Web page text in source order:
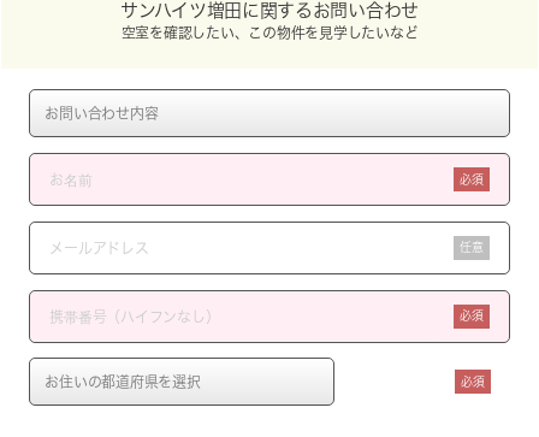
サンハイツ増田に関するお問い合わせ
空室を確認したい、この物件を見学したいなど
必須
任意
必須
必須